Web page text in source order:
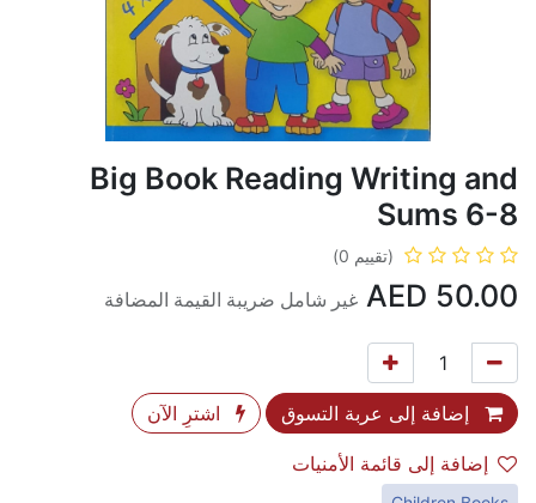
Big Book Reading Writing and
Sums 6-8
(تقييم 0)
50.00 غير شامل ضريبة القيمة المضافة
إضافة إلى عربة التسوق اشترِ الآن
إضافة إلى قائمة الأمنيات